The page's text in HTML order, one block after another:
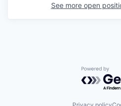
See more open
Powered